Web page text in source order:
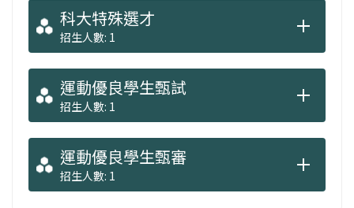
科大特殊選才
招生人數: 1
運動優良學生甄試
招生人數: 1
運動優良學生甄審
招生人數: 1